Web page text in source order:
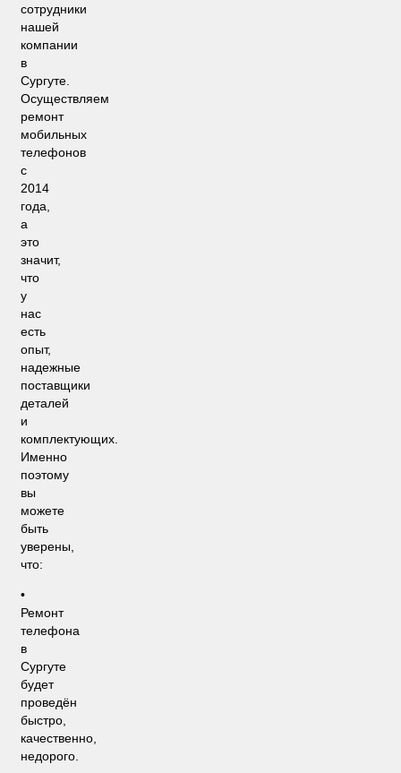
сотрудники
нашей
компании
в
Сургуте.
Осуществляем
ремонт
мобильных
телефонов
с
2014
года,
а
это
значит,
что
у
нас
есть
опыт,
надежные
поставщики
деталей
и
комплектующих.
Именно
поэтому
вы
можете
быть
уверены,
что:
•
Ремонт
телефона
в
Сургуте
будет
проведён
быстро,
качественно,
недорого.